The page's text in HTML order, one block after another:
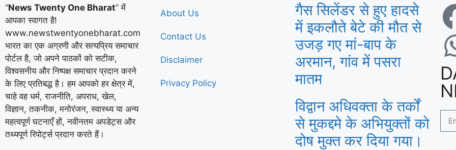
“News Twenty One Bharat” में
आपका स्वागत है!
www.newstwentyonebharat.com
भारत का एक अग्रणी और सत्यप्रिय समाचार
पोर्टल है, जो अपने पाठकों को सटीक,
विश्वसनीय और निष्पक्ष समाचार प्रदान करने
के लिए प्रतिबद्ध है। हम आपको हर क्षेत्र में,
चाहे वह धर्म, राजनीति, अपराध, खेल,
विज्ञान, तकनीक, मनोरंजन, स्वास्थ्य या अन्य
महत्वपूर्ण घटनाएँ हों, नवीनतम अपडेट्स और
तथ्यपूर्ण रिपोर्ट्स प्रदान करते हैं।
About Us
Contact Us
Disclaimer
Privacy Policy
गैस सिलेंडर से हुए हादसे
में इकलौते बेटे की मौत से
उजड़ गए मां-बाप के
अरमान, गांव में पसरा
मातम
विद्वान अधिवक्ता के तर्कों
से मुकद्दमे के अभियुक्तों को
दोष मुक्त कर दिया गया।